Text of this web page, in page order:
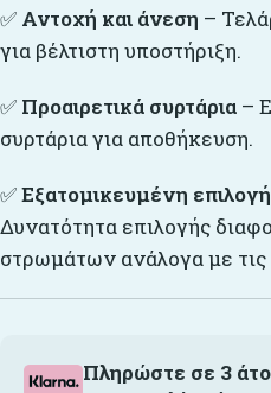
✅ Αντοχή και άνεση –
για βέλτιστη υποστήριξη.
✅ Προαιρετικά συρτάρια –
συρτάρια για αποθήκευση.
✅Εξατομικευμένη
Δυνατότητα επιλογής
στρωμάτων ανάλογα με τις
Πληρώστε σε 3